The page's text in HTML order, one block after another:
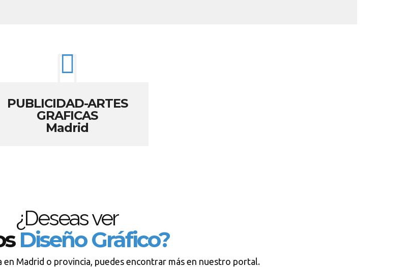
PUBLICIDAD-ARTES
GRAFICAS
Madrid
¿Deseas ver
Diseño Gráfico?
en Madrid o provincia, puedes encontrar más en nuestro portal.